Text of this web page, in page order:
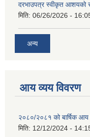
दरभाउपत्र स्वीकृत आशयको
मिति: 06/26/2026 -
अन्य
आय व्यय विवरण
२०८०/२०८१ को बार्षिक आय
मिति: 12/12/2024 -